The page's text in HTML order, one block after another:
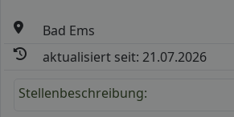
Bad Ems
aktualisiert seit: 21.07.2026
Stellenbeschreibung: